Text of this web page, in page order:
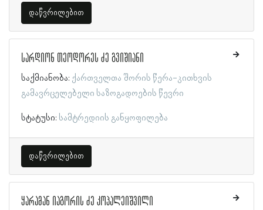
დაწვრილებით
სარდიონ თეოდორეს ძე გვიშიანი
საქმიანობა: ქართველთა შორის წერა-კითხვის
გამავრცელებელი საზოგადოების წევრი
სტატუსი: სამტრედიის განყოფილება
დაწვრილებით
ყარამან იაგორის ძე კოპალეიშვილი